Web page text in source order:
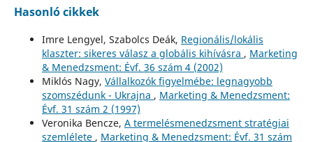
Hasonló cikkek
Imre Lengyel, Szabolcs Deák, Regionális/lokális
klaszter: sikeres válasz a globális kihívásra , Marketing
& Menedzsment: Évf. 36 szám 4 (2002)
Miklós Nagy, Vállalkozók figyelmébe: legnagyobb
szomszédunk - Ukrajna , Marketing & Menedzsment:
Évf. 31 szám 2 (1997)
Veronika Bencze, A termelésmenedzsment stratégiai
szemlélete , Marketing & Menedzsment: Évf. 31 szám